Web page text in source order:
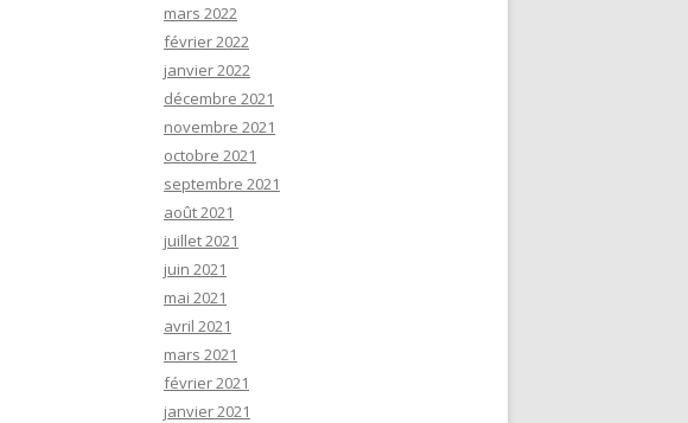
mars 2022
février 2022
janvier 2022
décembre 2021
novembre 2021
octobre 2021
septembre 2021
août 2021
juillet 2021
juin 2021
mai 2021
avril 2021
mars 2021
février 2021
janvier 2021